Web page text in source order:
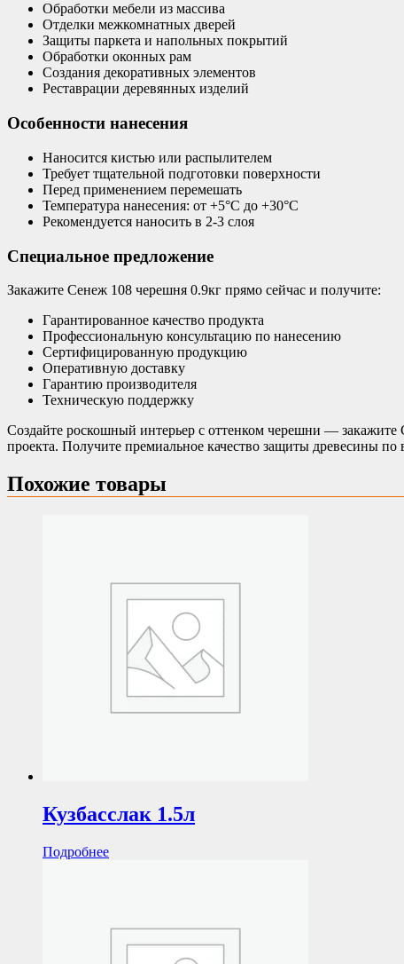
Обработки мебели из массива
Отделки межкомнатных дверей
Защиты паркета и напольных покрытий
Обработки оконных рам
Создания декоративных элементов
Реставрации деревянных изделий
Особенности нанесения
Наносится кистью или распылителем
Требует тщательной подготовки поверхности
Перед применением перемешать
Температура нанесения: от +5°C до +30°C
Рекомендуется наносить в 2-3 слоя
Специальное предложение
Закажите Сенеж 108 черешня 0.9кг прямо сейчас и получите:
Гарантированное качество продукта
Профессиональную консультацию по нанесению
Сертифицированную продукцию
Оперативную доставку
Гарантию производителя
Техническую поддержку
Создайте роскошный интерьер с оттенком черешни — закажите
проекта. Получите премиальное качество защиты древесины по
Похожие товары
Кузбасслак 1.5л
Подробнее